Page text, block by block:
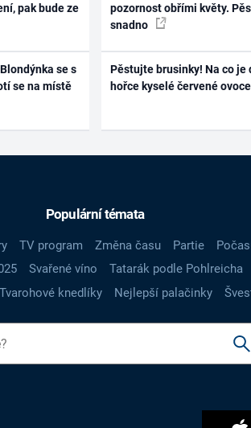
pak bude ze
se s
se na místě
pozornost obřími květy.
snadno
Pěstujte brusinky! Na co je
hořce kyselé červené
Populární témata
TV program Změna času Partie
Svařené víno Tatarák podle Pohlreicha
Tvarohové knedlíky Nejlepší palačinky